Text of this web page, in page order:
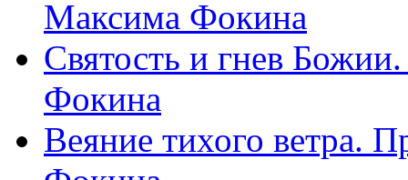
Максима Фокина
Святость и гнев
Фокина
Веяние тихого ветра.